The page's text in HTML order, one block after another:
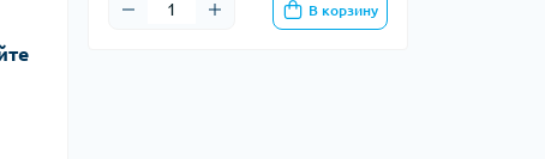
В корзину